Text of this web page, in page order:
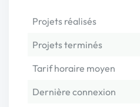
Projets réalisés
Projets terminés
Tarif horaire moyen
Dernière connexion